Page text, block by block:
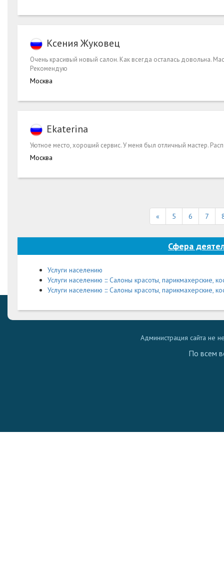
Ксения Жуковец
Очень красивый новый салон. Как всегда осталась довольна.
Рекомендую
Москва
Ekaterina
Уютное место, хороший сервис. У меня был отличный мастер.
Москва
« 5 6 7
Сфера
Услуги населению
Услуги населению ::: Салоны красоты, парикмахерские,
Услуги населению ::: Салоны красоты, парикмахерские,
Администрация сайта не
По всем